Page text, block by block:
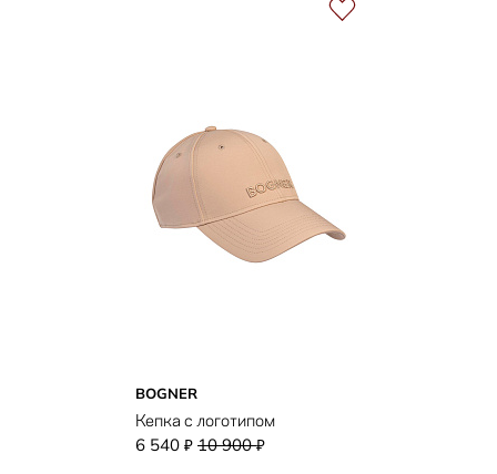
BOGNER
Кепка с логотипом
6 540 ₽ 10 900₽